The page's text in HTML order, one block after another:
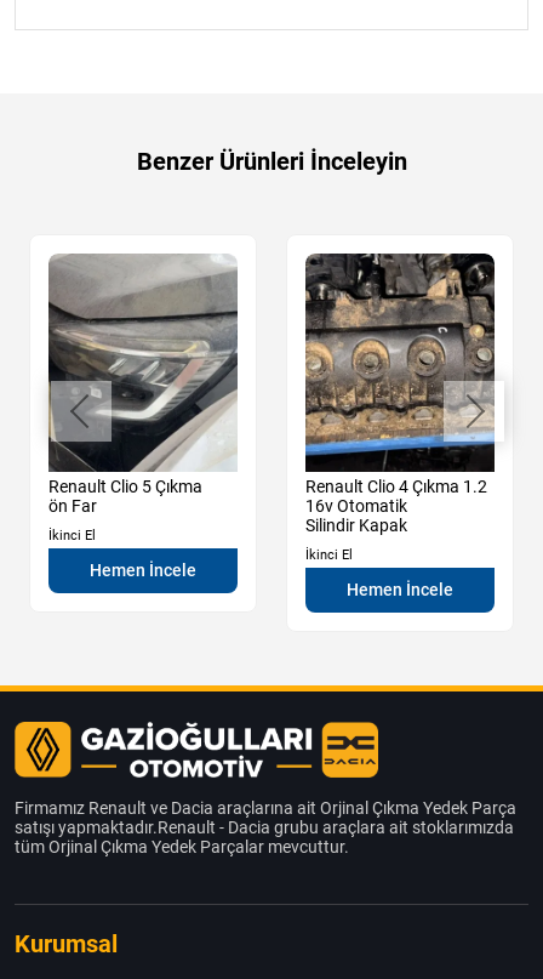
Benzer Ürünleri İnceleyin
Renault Clio 5 Çıkma
ön Far
İkinci El
Hemen İncele
Renault Clio 4 Çıkma 1.2
16v Otomatik
Silindir Kapak
İkinci El
Hemen İncele
Firmamız Renault ve Dacia araçlarına ait Orjinal Çıkma Yedek Parça
satışı yapmaktadır.Renault - Dacia grubu araçlara ait stoklarımızda
tüm Orjinal Çıkma Yedek Parçalar mevcuttur.
Kurumsal